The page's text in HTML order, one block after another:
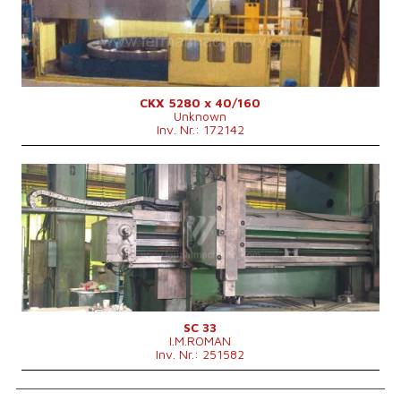
Max. Werkstückdurchmesser
8000 mm
Aufspanndurchmesser des Drehtisches6300 mm
Max. Werkstückhöhe
4000 mm
Max. Tischbelastung
160000 kg
Angetriebene Werkzeuge
nein
Werkzeugmagazin
nein
5000 mm
Maschinenabmessungen L x B x H
14470 x 11000 x 15000 mm
Maschinengewicht
310000 kg
Spindelkegel
ISO 50 .
CKX 5280 x 40/160
Unknown
Inv. Nr.: 172142
Baujahr:
0
Kontrollsystem
nein
Max. Werkstückdurchmesser
3300 mm
Aufspanndurchmesser des Drehtisches 3000 mm
Max. Tischbelastung
18000 kg
Max. Werkstückhöhe
2300 mm
Erweiterung ram (Z)
mm
Tragbalkendurchschnitt
224 x 224 mm
Angetriebene Werkzeuge
nein
0.05-5 mm/min
2.5 m/min
Hauptmotorleistung
55 kW
Maschinenabmessungen L x B x H
5600x5300x5400 mm
SC 33
I.M.ROMAN
Inv. Nr.: 251582